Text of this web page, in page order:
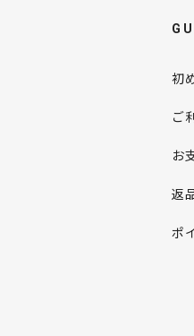
初
ご
お
返
ポ